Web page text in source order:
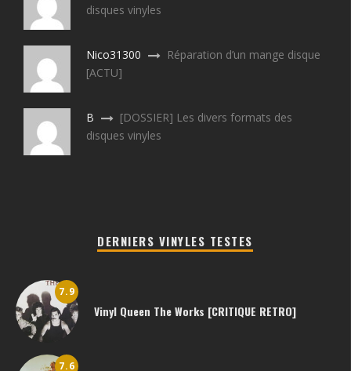
disques vinyles
Nico31300
Réparation d’un mange disque
[ACTU]
B
[DOSSIER] Les divers formats des
disques vinyles
DERNIERS VINYLES TESTES
7.9
Vinyl Queen The Works [CRITIQUE RETRO]
7.6